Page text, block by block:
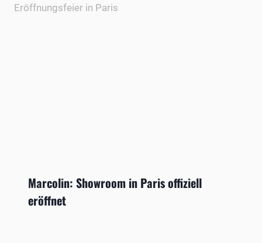
Marcolin: Showroom in Paris offiziell
eröffnet